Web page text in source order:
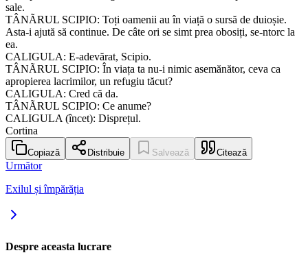
sale.
TÂNÃRUL SCIPIO: Toți oamenii au în viață o sursă de duioșie.
Asta-i ajută să continue. De câte ori se simt prea obosiți, se-ntorc la
ea.
CALIGULA: E-adevărat, Scipio.
TÂNÃRUL SCIPIO: În viața ta nu-i nimic asemănător, ceva ca
apropierea lacrimilor, un refugiu tăcut?
CALIGULA: Cred că da.
TÂNÃRUL SCIPIO: Ce anume?
CALIGULA (încet): Disprețul.
Cortina
Copiază Distribuie Salvează Citează
Următor
Exilul și împărăția
Despre aceasta lucrare